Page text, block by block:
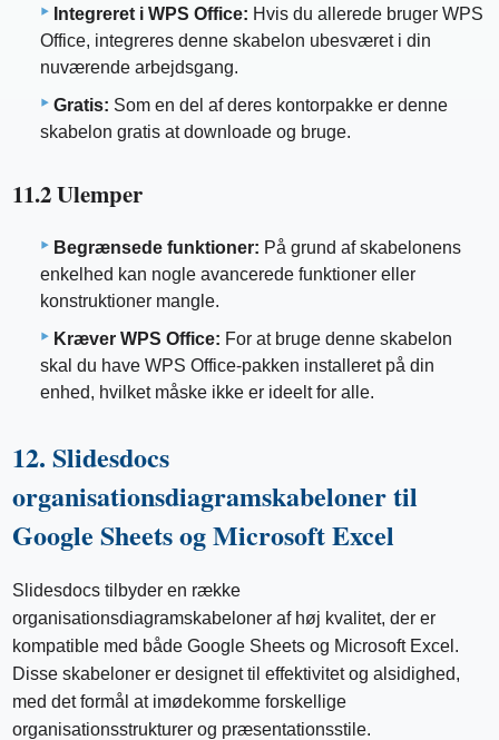
Integreret i WPS Office: Hvis du allerede bruger WPS
Office, integreres denne skabelon ubesværet i din
nuværende arbejdsgang.
Gratis: Som en del af deres kontorpakke er denne
skabelon gratis at downloade og bruge.
11.2 Ulemper
Begrænsede funktioner: På grund af skabelonens
enkelhed kan nogle avancerede funktioner eller
konstruktioner mangle.
Kræver WPS Office: For at bruge denne skabelon
skal du have WPS Office-pakken installeret på din
enhed, hvilket måske ikke er ideelt for alle.
12. Slidesdocs
organisationsdiagramskabeloner til
Google Sheets og Microsoft Excel
Slidesdocs tilbyder en række
organisationsdiagramskabeloner af høj kvalitet, der er
kompatible med både Google Sheets og Microsoft Excel.
Disse skabeloner er designet til effektivitet og alsidighed,
med det formål at imødekomme forskellige
organisationsstrukturer og præsentationsstile.